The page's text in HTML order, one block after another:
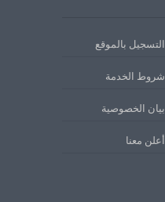
التسجيل بالموقع
شروط الخدمة
بيان الخصوصية
أعلن معنا